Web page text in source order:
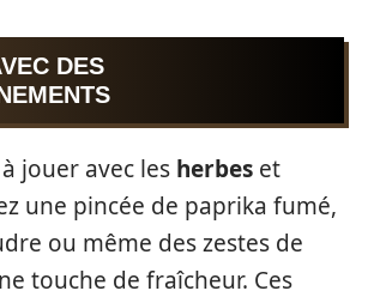
DES
jouer avec les herbes et
une pincée de paprika fumé,
ou même des zestes de
touche de fraîcheur. Ces